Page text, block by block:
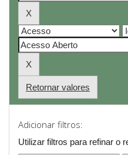
Retornar valores
Adicionar filtros:
Utilizar filtros para refinar o